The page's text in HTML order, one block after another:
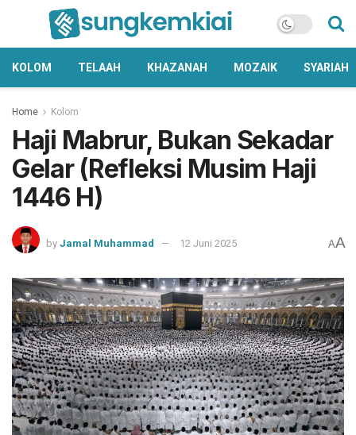
KOLOM TELAAH KHAZANAH MOZAIK SYARIAH
Home Kolom
Haji Mabrur, Bukan Sekadar
Gelar (Refleksi Musim Haji
1446 H)
by Jamal Muhammad 12 Juni 2025 AA